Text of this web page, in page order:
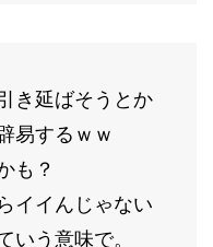
き延ばそうとか
易するｗｗ
も？
イイんじゃない
いう意味で。